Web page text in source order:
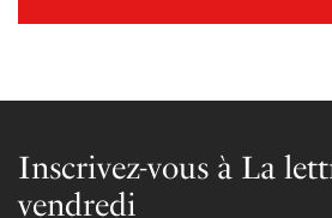
Inscrivez-vous à La
vendredi